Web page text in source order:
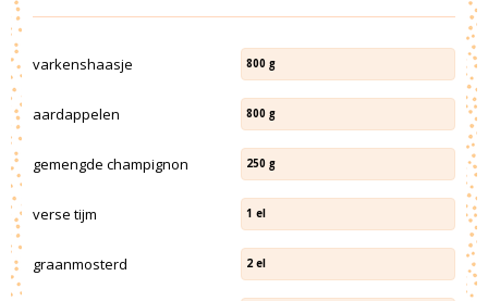
varkenshaasje 800 g
aardappelen 800 g
gemengde champignon 250 g
verse tijm 1 el
graanmosterd 2 el